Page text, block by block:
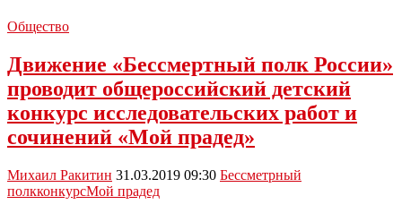
Общество
Движение «Бессмертный полк России»
проводит общероссийский детский
конкурс исследовательских работ и
сочинений «Мой прадед»
Михаил Ракитин 31.03.2019 09:30 Бессметрный
полкконкурсМой прадед